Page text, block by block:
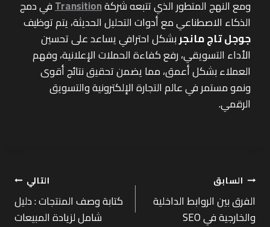
ومع النهج المتطور الذي تتبعه شركةTransitionفي دمج
الذكاء الاصطناعي مع أدوات التحليل الحديثة، يتم توظيف
جوجل تاج مانجربشكل احترافي يساعد على تحسين
الأداء التسويقي، رفع كفاءة الحملات الإعلانية، وفهم
العملاء بشكل أعمق، مما يضمن تحقيق نتائج أقوى
ونمو مستمر في عالم التجارة الإلكترونية والتسويق
الرقمي.
السابق
الفرق بين الروابط الداخلية
والخارجية في SEO
التالي
كتابة وصف المنتجات : دليل
شامل لزيادة المبيعات